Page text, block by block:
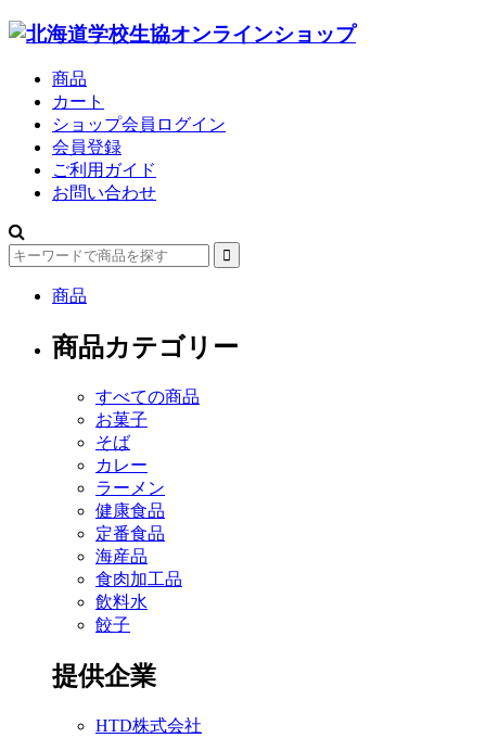
商品
カート
ショップ会員ログイン
会員登録
ご利用ガイド
お問い合わせ
商品
商品カテゴリー
すべての商品
お菓子
そば
カレー
ラーメン
健康食品
定番食品
海産品
食肉加工品
飲料水
餃子
提供企業
HTD株式会社